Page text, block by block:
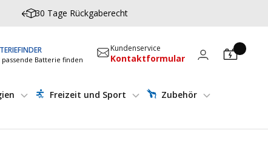
30 Tage Rückgaberecht
passende Batterie finden
Kundenservice
Kontaktformular
Freizeit und Sport
Zubehör